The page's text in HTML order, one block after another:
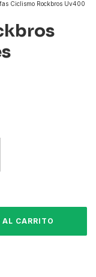
Ciclismo Rockbros Uv400